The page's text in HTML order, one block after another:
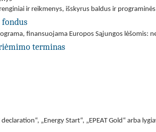
ir reikmenys, išskyrus baldus ir
fondus
finansuojama Europos Sąjungos lėšomis:
terminas
„Energy Start“, „EPEAT Gold“ arba